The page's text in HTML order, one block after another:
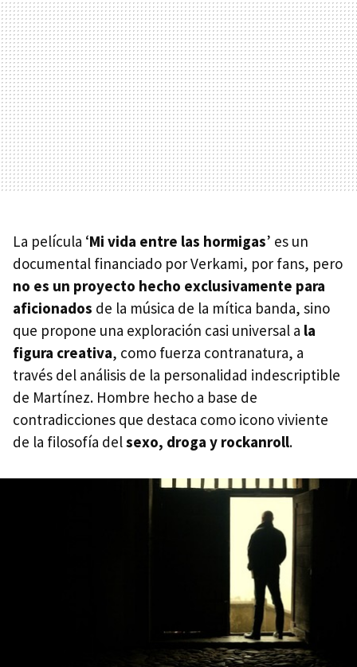
La película ‘Mi vida entre las hormigas’ es un
documental financiado por Verkami, por fans, pero
no es un proyecto hecho exclusivamente para
aficionados de la música de la mítica banda, sino
que propone una exploración casi universal a la
figura creativa, como fuerza contranatura, a
través del análisis de la personalidad indescriptible
de Martínez. Hombre hecho a base de
contradicciones que destaca como icono viviente
de la filosofía delsexo, droga y rockanroll.